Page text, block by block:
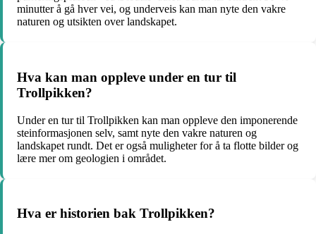
minutter å gå hver vei, og underveis kan man nyte den vakre
naturen og utsikten over landskapet.
Hva kan man oppleve under en tur til
Trollpikken?
Under en tur til Trollpikken kan man oppleve den imponerende
steinformasjonen selv, samt nyte den vakre naturen og
landskapet rundt. Det er også muligheter for å ta flotte bilder og
lære mer om geologien i området.
Hva er historien bak Trollpikken?